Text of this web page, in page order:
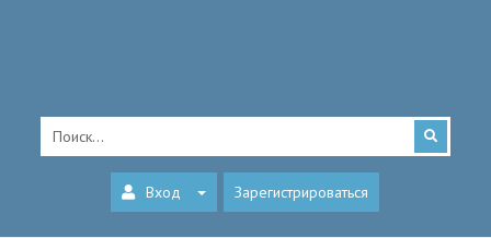
Вход Зарегистрироваться